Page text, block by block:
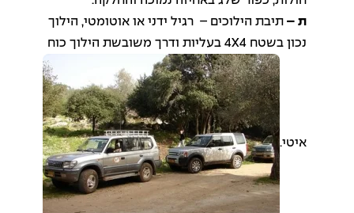
ת – תיבת הילוכים – רגיל ידני או אוטומטי, הילוך
נכון בשטח 4X4 בעליות ודרך משובשת הילוך כוח
איטי.